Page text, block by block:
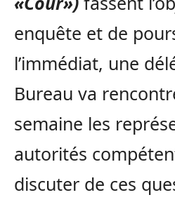
enquête et de
l’immédiat, une
Bureau va
semaine les
autorités
discuter de ces